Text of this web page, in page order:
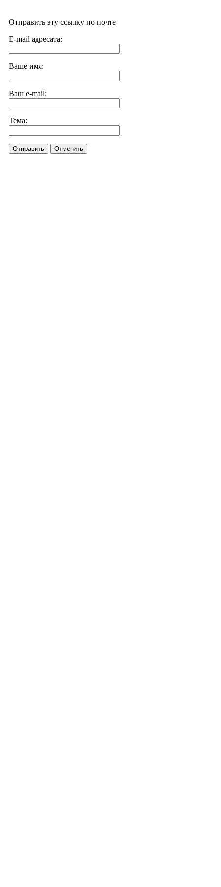
Отправить эту ссылку по почте
E-mail адресата:
Ваше имя:
Ваш e-mail:
Тема:
Отправить Отменить